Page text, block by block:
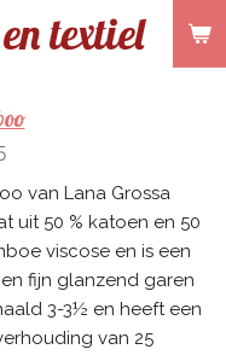
en textiel
van Lana Grossa
uit 50 % katoen en 50
viscose en is een
fijn glanzend garen
3-3½ en heeft een
van 25